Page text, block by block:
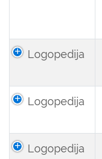
Logopedija
Logopedija
Logopedija